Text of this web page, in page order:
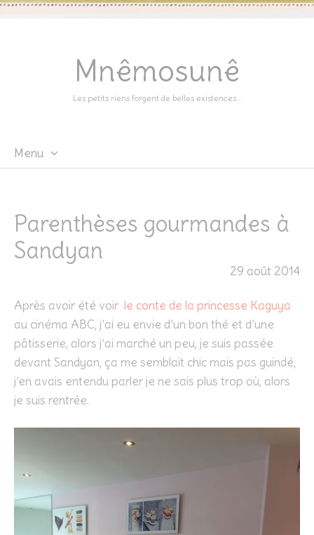
Mnêmosunê
Les petits riens forgent de belles existences…
Menu
Parenthèses gourmandes à
Sandyan
29 août 2014
Après avoir été voir le conte de la princesse Kaguya
au cinéma ABC, j’ai eu envie d’un bon thé et d’une
pâtisserie, alors j’ai marché un peu, je suis passée
devant Sandyan, ça me semblait chic mais pas guindé,
j’en avais entendu parler je ne sais plus trop où, alors
je suis rentrée.